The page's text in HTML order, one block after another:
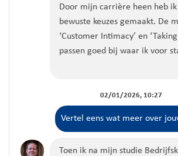
Door mijn carrière heen heb
bewuste keuzes gemaakt. De
‘Customer Intimacy’ en
passen goed bij waar ik voor
02/01/2026, 10:27
Vertel eens wat meer over
Toen ik na mijn studie